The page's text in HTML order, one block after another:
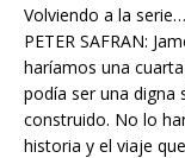
Volviendo a la serie…
PETER SAFRAN:
haríamos una
podía ser una digna
construido. No lo
historia y el viaje